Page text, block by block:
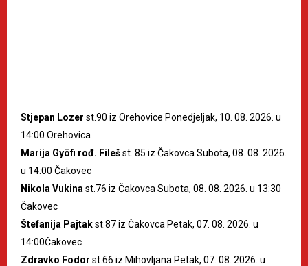
Stjepan Lozer st.90 iz Orehovice Ponedjeljak, 10. 08. 2026. u
14:00 Orehovica
Marija Gyöfi rođ. Filešst. 85 iz Čakovca Subota, 08. 08. 2026.
u 14:00 Čakovec
Nikola Vukina st.76 iz Čakovca Subota, 08. 08. 2026. u 13:30
Čakovec
Štefanija Pajtakst.87 iz Čakovca Petak, 07. 08. 2026. u
14:00Čakovec
Zdravko Fodor st.66 iz Mihovljana Petak, 07. 08. 2026. u